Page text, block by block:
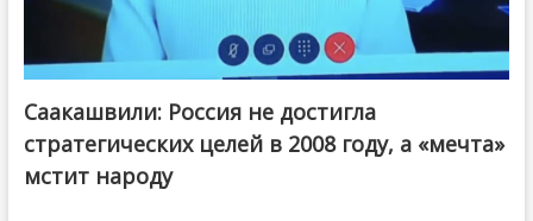
Саакашвили: Россия не достигла
стратегических целей в 2008 году, а «мечта»
мстит народу